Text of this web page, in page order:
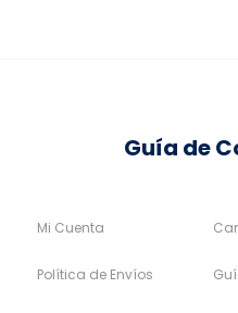
Guía de
Mi Cuenta
Política de Envíos